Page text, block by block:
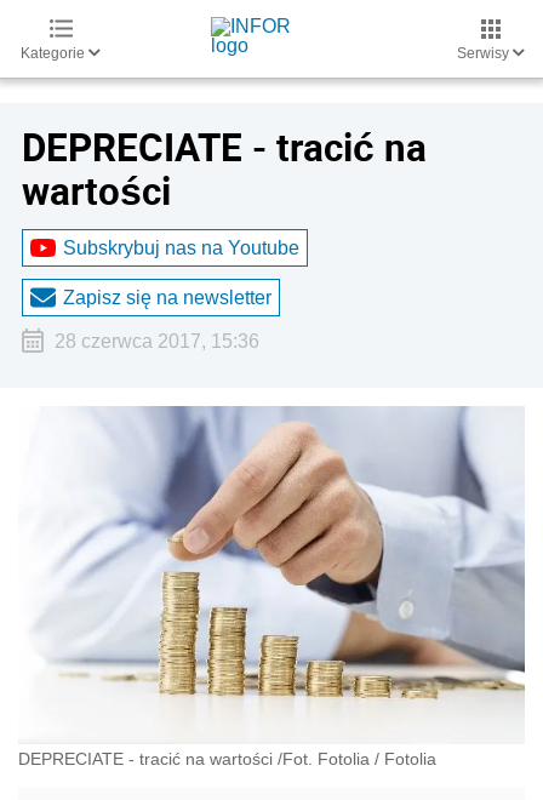
Kategorie Serwisy
DEPRECIATE - tracić na
wartości
Subskrybuj nas na Youtube
Zapisz się na newsletter
28 czerwca 2017, 15:36
DEPRECIATE - tracić na wartości /Fot. Fotolia / Fotolia